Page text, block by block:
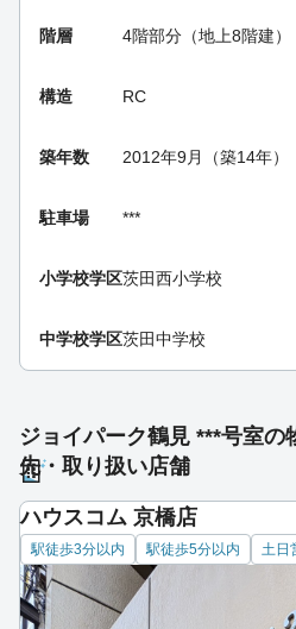
階層 4階部分（地上8階建）
構造 RC
築年数 2012年9月（築14年）
駐車場 ***
小学校学区茨田西小学校
中学校学区茨田中学校
ジョイパーク鶴見 ***号室の
先・取り扱い店舗
ハウスコム 京橋店
駅徒歩3分以内 駅徒歩5分以内 土日